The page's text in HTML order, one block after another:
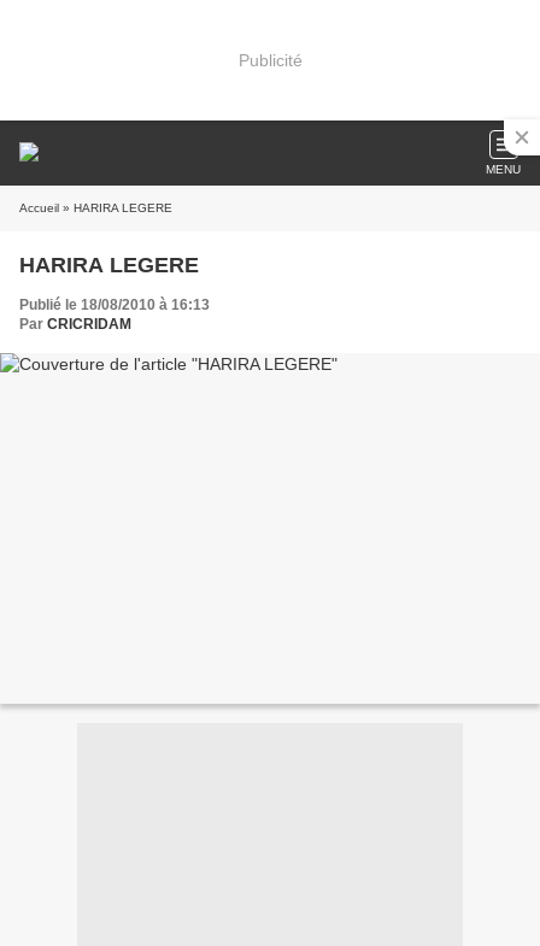
Publicité
MENU
Accueil » HARIRA LEGERE
HARIRA LEGERE
Publié le 18/08/2010 à 16:13
Par CRICRIDAM